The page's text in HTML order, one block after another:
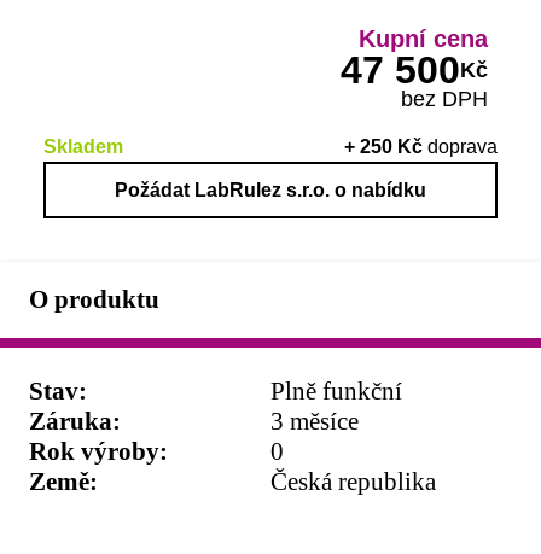
Kupní cena
47 500Kč
bez DPH
Skladem + 250 Kč doprava
Požádat LabRulez s.r.o. o nabídku
O produktu
Stav:
Plně funkční
Záruka:
3 měsíce
Rok výroby:
0
Země: Česká republika